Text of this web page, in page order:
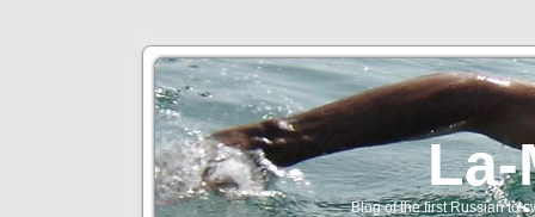
La-
Blog of the first Russian to